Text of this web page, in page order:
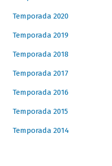
Temporada 2020
Temporada 2019
Temporada 2018
Temporada 2017
Temporada 2016
Temporada 2015
Temporada 2014